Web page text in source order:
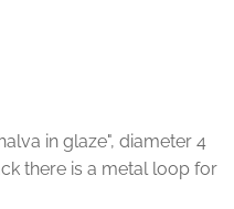
in glaze", diameter 4
there is a metal loop for